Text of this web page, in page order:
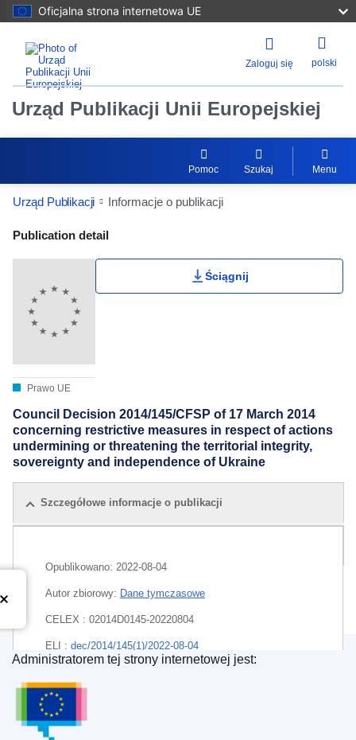
Oficjalna strona internetowa UE
Zaloguj się polski
Urząd Publikacji Unii Europejskiej
Pomoc Szukaj Menu
Urząd Publikacji Informacje o publikacji
Publication Detail Actions Portlet
Publication detail
Prawo UE
Ściągnij
Council Decision 2014/145/CFSP of 17 March 2014
concerning restrictive measures in respect of actions
undermining or threatening the territorial integrity,
sovereignty and independence of Ukraine
Szczegółowe informacje o publikacji
Opublikowano: 2022-08-04
Autor zbiorowy: Dane tymczasowe
CELEX : 02014D0145-20220804
ELI : dec/2014/145(1)/2022-08-04
EDITION : b92bbb72-140b-11ed-8fa0-01aa75ed71a1
EDITION : 22ce6f14-ed85-11ec-a534-01aa75ed71a1
Urząd Publikacji Unii Europejskiej
Administratorem tej strony internetowej jest: